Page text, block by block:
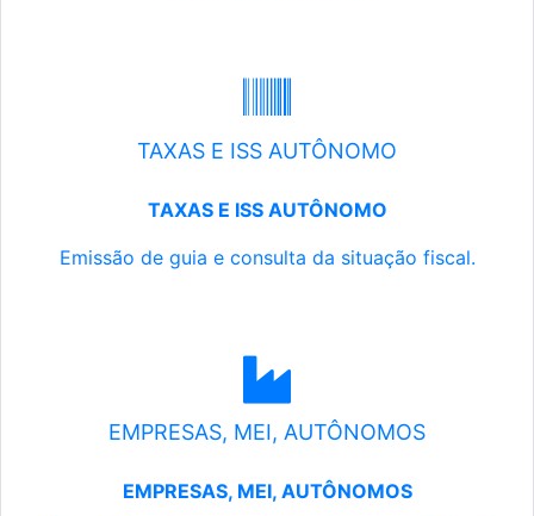
TAXAS E ISS AUTÔNOMO
TAXAS E ISS AUTÔNOMO
Emissão de guia e consulta da situação fiscal.
EMPRESAS, MEI, AUTÔNOMOS
EMPRESAS, MEI, AUTÔNOMOS